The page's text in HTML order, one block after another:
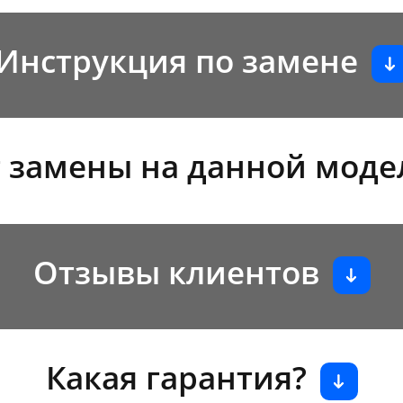
по замене
на данной
Отзывы клиентов
Какая гарантия?